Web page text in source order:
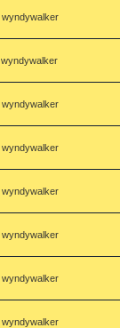
wyndywalker
wyndywalker
wyndywalker
wyndywalker
wyndywalker
wyndywalker
wyndywalker
wyndywalker